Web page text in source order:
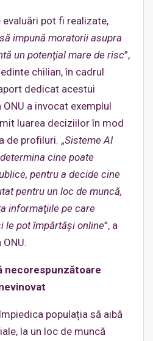
pot fi realizate,
impună moratorii asupra
un potenţial mare de risc”,
chilian, în cadrul
dedicat acestui
a invocat exemplul
luarea deciziilor în mod
de profiluri. „Sisteme AI
cine poate
pentru a decide cine
pentru un loc de muncă,
informaţiile pe care
le pot împărtăşi online”, a
necorespunzătoare
populația să aibă
la un loc de muncă